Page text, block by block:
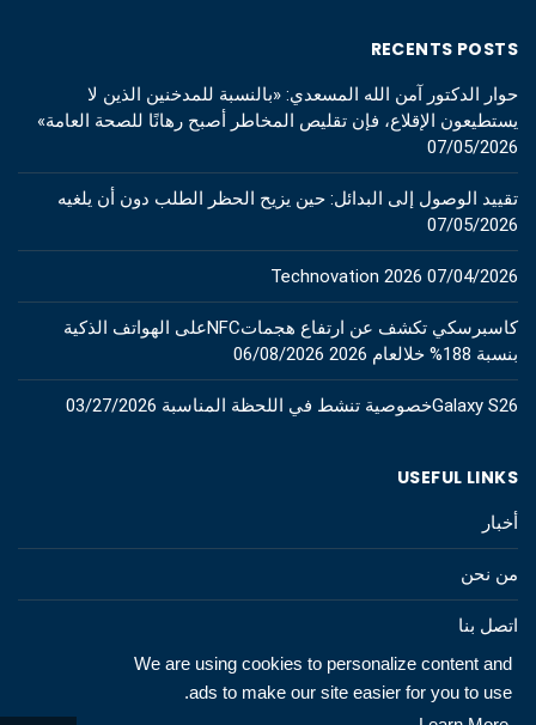
We are using cookies to personalize content and
ads to make our site easier for you to use.
RECENTS POSTS
حوار الدكتور آمن الله المسعدي: «بالنسبة للمدخنين الذين لا
يستطيعون الإقلاع، فإن تقليص المخاطر أصبح رهانًا للصحة العامة»
07/05/2026
تقييد الوصول إلى البدائل: حين يزيح الحظر الطلب دون أن يلغيه
07/05/2026
Technovation 2026 07/04/2026
كاسبرسكي تكشف عن ارتفاع هجماتNFCعلى الهواتف الذكية
بنسبة 188% خلالعام 2026
06/08/2026
Galaxy S26خصوصية تنشط في اللحظة المناسبة 03/27/2026
USEFUL LINKS
أخبار
من نحن
اتصل بنا